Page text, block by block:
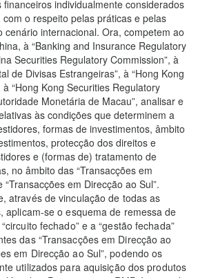
individualmente considerados
o respeito pelas práticas e pelas
cenário internacional. Ora, competem ao
à “Banking and Insurance Regulatory
Securities Regulatory Commission”, à
de Divisas Estrangeiras”, à “Hong Kong
“Hong Kong Securities Regulatory
Monetária de Macau”, analisar e
às condições que determinem a
formas de investimentos, âmbito
protecção dos direitos e
e (formas de) tratamento de
no âmbito das “Transacções em
“Transacções em Direcção ao Sul”.
através de vinculação de todas as
aplicam-se o esquema de remessa de
fechado” e a “gestão fechada”
das “Transacções em Direcção ao
em Direcção ao Sul”, podendo os
utilizados para aquisição dos produtos